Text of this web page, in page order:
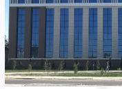
AJ
“Buxoro
hududiy